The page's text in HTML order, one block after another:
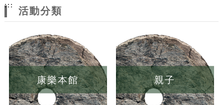
:::
活動分類
康樂本館 親子